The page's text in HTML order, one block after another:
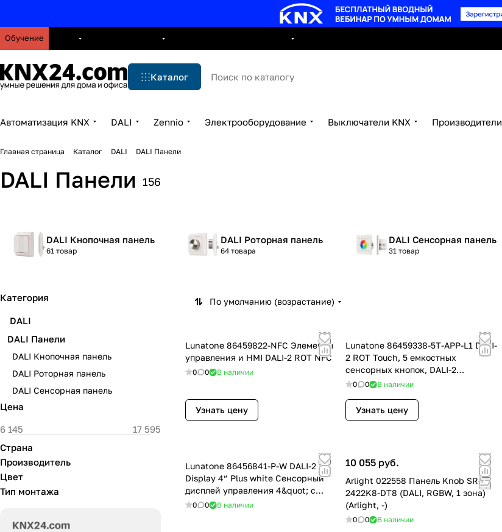
Обучение
Каталог
Автоматизация KNX DALI Zennio Электрооборудование Выключатели KNX Производители
Главная страница Каталог DALI DALI Панели
DALI Панели 156
DALI Кнопочная панель
61 товар
DALI Роторная панель
64 товара
DALI Сенсорная панель
31 товар
По умолчанию (возрастание)
Lunatone 86459822-NFC Элементы
управления и HMI DALI-2 ROT NFC
0 0 В наличии
Узнать цену
Lunatone 86459338-5T-APP-L1 DALI-
2 ROT Touch, 5 емкостных
сенсорных кнопок, DALI-2
Instances и appli
0 0 В наличии
Узнать цену
Lunatone 86456841-P-W DALI-2
Display 4” Plus white Сенсорный
дисплей управления 4&quot; с
контроллером дл
0 0 В наличии
10 055 руб.
Arlight 022558 Панель Knob SR-
2422K8-DT8 (DALI, RGBW, 1 зона)
(Arlight, -)
0 0 В наличии
Категория
DALI
DALI Панели
DALI Кнопочная панель
DALI Роторная панель
DALI Сенсорная панель
Цена
Страна
Производитель
Цвет
Тип монтажа